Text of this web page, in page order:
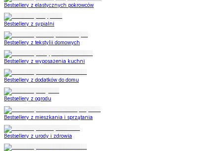
Bestsellery z elastycznych pokrowców
Bestsellery z sypialni
Bestsellery z tekstylii domowych
Bestsellery z wyposażenia kuchni
Bestsellery z dodatków do domu
Bestsellery z ogrodu
Bestsellery z mieszkania i sprzątania
Bestsellery z urody i zdrowia